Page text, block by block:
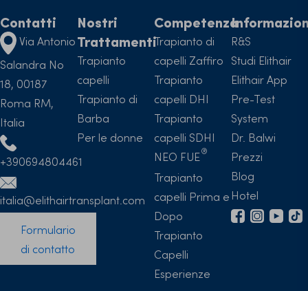
Contatti
Via Antonio
Salandra No
18, 00187
Roma RM,
Italia
+390694804461
italia@elithairtransplant.com
Formulario
di contatto
Nostri
Trattamenti
Trapianto
capelli
Trapianto di
Barba
Per le donne
Competenza
Trapianto di
capelli Zaffiro
Trapianto
capelli DHI
Trapianto
capelli SDHI
NEO FUE
Trapianto
capelli Prima e
Dopo
Trapianto
Capelli
Esperienze
R&S
Studi Elithair
Elithair App
Pre-Test
System
Dr. Balwi
Prezzi
Blog
Hotel